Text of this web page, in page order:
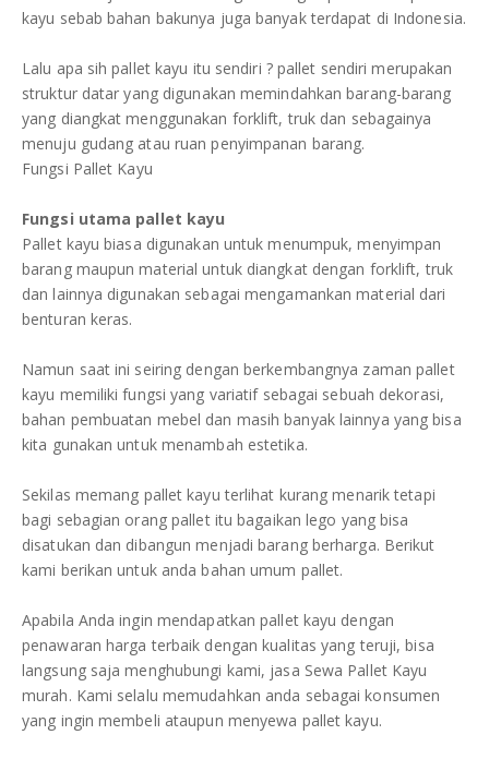
kayu sebab bahan bakunya juga banyak terdapat di Indonesia.
Lalu apa sih pallet kayu itu sendiri ? pallet sendiri merupakan
struktur datar yang digunakan memindahkan barang-barang
yang diangkat menggunakan forklift, truk dan sebagainya
menuju gudang atau ruan penyimpanan barang.
Fungsi Pallet Kayu
Fungsi utama pallet kayu
Pallet kayu biasa digunakan untuk menumpuk, menyimpan
barang maupun material untuk diangkat dengan forklift, truk
dan lainnya digunakan sebagai mengamankan material dari
benturan keras.
Namun saat ini seiring dengan berkembangnya zaman pallet
kayu memiliki fungsi yang variatif sebagai sebuah dekorasi,
bahan pembuatan mebel dan masih banyak lainnya yang bisa
kita gunakan untuk menambah estetika.
Sekilas memang pallet kayu terlihat kurang menarik tetapi
bagi sebagian orang pallet itu bagaikan lego yang bisa
disatukan dan dibangun menjadi barang berharga. Berikut
kami berikan untuk anda bahan umum pallet.
Apabila Anda ingin mendapatkan pallet kayu dengan
penawaran harga terbaik dengan kualitas yang teruji, bisa
langsung saja menghubungi kami, jasa Sewa Pallet Kayu
murah. Kami selalu memudahkan anda sebagai konsumen
yang ingin membeli ataupun menyewa pallet kayu.